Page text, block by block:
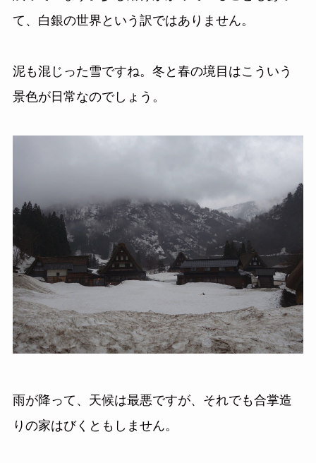
て、白銀の世界という訳ではありません。
泥も混じった雪ですね。冬と春の境目はこういう
景色が日常なのでしょう。
雨が降って、天候は最悪ですが、それでも合掌造
りの家はびくともしません。